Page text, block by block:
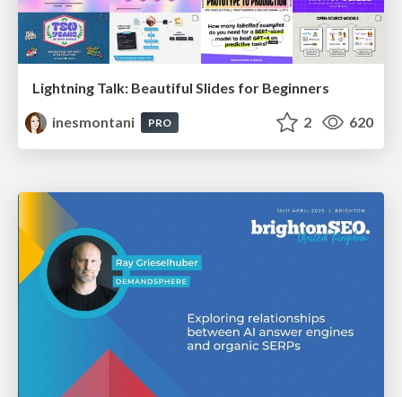
Lightning Talk: Beautiful Slides for Beginners
inesmontani
PRO 2 620